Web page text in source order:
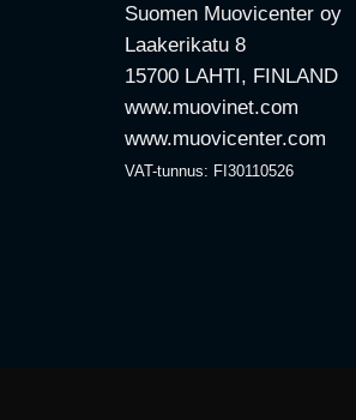
Suomen Muovicenter oy
Laakerikatu 8
15700 LAHTI, FINLAND
www.muovinet.com
www.muovicenter.com
VAT-tunnus: FI30110526